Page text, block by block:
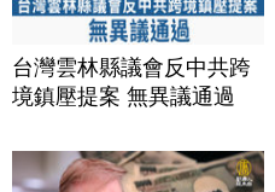
台灣雲林縣議會反中共跨
境鎮壓提案 無異議通過